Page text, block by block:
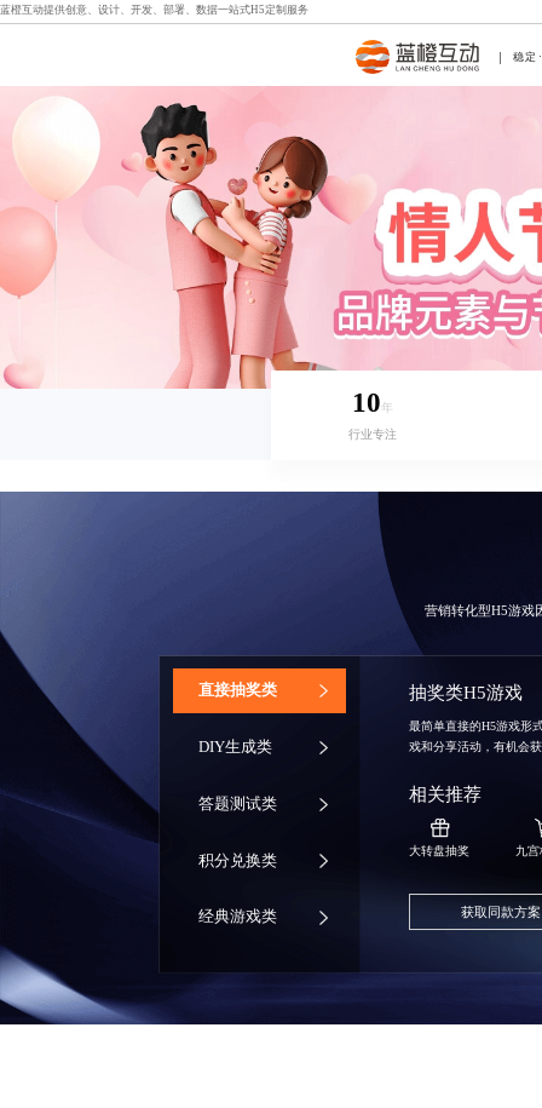
蓝橙互动提供创意、设计、开发、部署、数据一站式H5定制 服务
稳定
10年
行业专注
营销转化型H5游戏
‌直接抽奖类
DIY生成类
答题测试类
积分兑换类
经典游戏类
抽奖类H5游戏
最简单直接的H5游戏形
戏和分享活动，有机会
相关推荐
大转盘抽奖 九
获取同款方案